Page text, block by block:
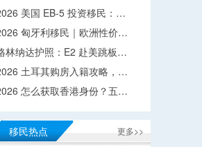
美国 EB-5 投资移民：…
匈牙利移民｜欧洲性价…
林纳达护照：E2 赴美跳板…
土耳其购房入籍攻略，…
怎么获取香港身份？五…
更多>>
移民热点